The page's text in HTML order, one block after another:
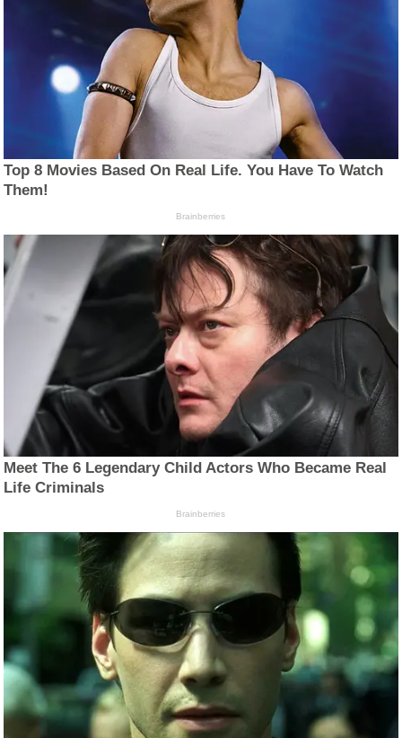
Top 8 Movies Based On Real Life. You Have To Watch
Them!
Brainberries
Meet The 6 Legendary Child Actors Who Became Real
Life Criminals
Brainberries